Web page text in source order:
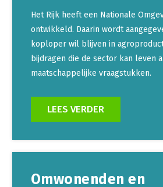
Het Rijk heeft een Nationale
ontwikkeld. Daarin wordt
koploper wil blijven in
bijdragen die de sector kan leven
maatschappelijke vraagstukken.
LEES VERDER
Omwonenden en